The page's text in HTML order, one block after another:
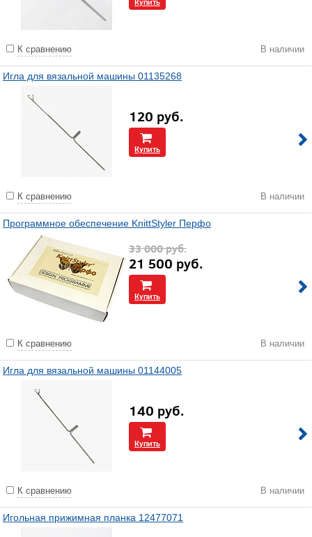
К сравнению В наличии
Игла для вязальной машины 01135268
120 руб.
Купить
К сравнению В наличии
Программное обеспечение KnittStyler Перфо
33 000руб.
21 500 руб.
Купить
К сравнению В наличии
Игла для вязальной машины 01144005
140 руб.
Купить
К сравнению В наличии
Игольная прижимная планка 12477071